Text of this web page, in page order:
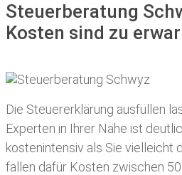
Steuerberatung
Kosten sind zu
Die Steuererklärung ausfüllen
Experten in Ihrer Nähe ist
kostenintensiv als Sie vielleicht
fallen dafür Kosten zwischen